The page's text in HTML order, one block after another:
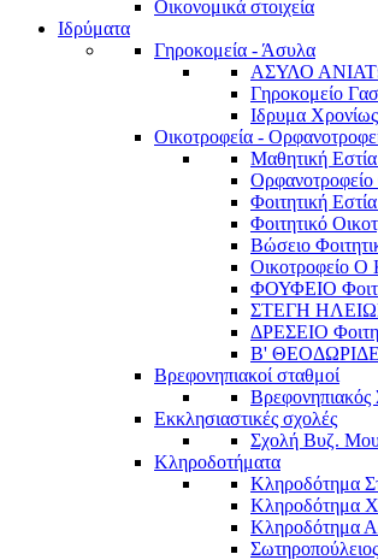
Οικονομικά στοιχεία
Ιδρύματα
Γηροκομεία - Άσυλα
ΑΣΥΛΟ
Γηροκομείο
Ιδρυμα
Οικοτροφεία -
Μαθητική
Φοιτητική
Φοιτητικό
Βώσειο
ΦΟΥΦΕΙΟ Φοιτ.
ΣΤΕΓΗ
ΔΡΕΣΕΙΟ
Β'
Βρεφονηπιακοί σταθμοί
Εκκλησιαστικές σχολές
Σχολή Βυζ.
Κληροδοτήματα
Κληροδότημα
Κληροδότημα
Κληροδότημα